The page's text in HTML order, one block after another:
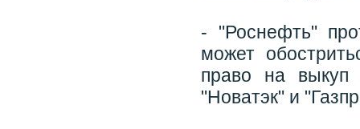
- "Роснефть"
может
право на выкуп
"Новатэк" и